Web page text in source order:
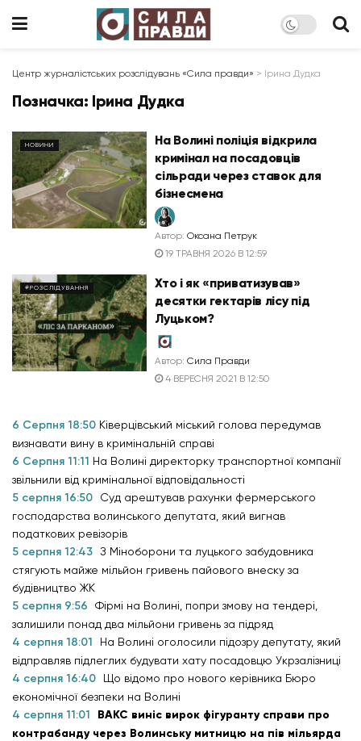
Центр журналістських розслідувань «Сила правди» > Ірина Дудка
Позначка: Ірина Дудка
НОВИНИ
На Волині поліція відкрила
кримінал на посадовців
сільради через ставок для
бізнесмена
Автор: Оксана Петрук
19 ТРАВНЯ 2026 В 12:59
#РОЗСЛІДУВАННЯ
Хто і як «приватизував»
десятки гектарів лісу під
Луцьком?
Автор: Сила Правди
4 ВЕРЕСНЯ 2021 В 12:50
6 Серпня 18:50 Ківерцівський міський голова передумав
визнавати вину в кримінальній справі
6 Серпня 11:11 На Волині директорку транспортної компанії
звільнили від кримінальної відповідальності
5 серпня 16:50
Суд арештував рахунки фермерського
господарства волинського депутата, який вигнав
податкових ревізорів
5 серпня 12:43 З Міноборони та луцького забудовника
стягують майже мільйон гривень пайового внеску за
будівництво ЖК
5 серпня 9:56
Фірмі на Волині, попри змову на тендері,
залишили понад два мільйони гривень за підряд
4 серпня 18:01
На Волині оголосили підозру депутату, який
відправляв підлеглих будувати хату посадовцю Укрзалізниці
4 серпня 16:40
Що відомо про нового керівника Бюро
економічної безпеки на Волині
4 серпня 11:01
ВАКС виніс вирок фігуранту справи про
контрабанду через Волинську митницю на пів мільярда